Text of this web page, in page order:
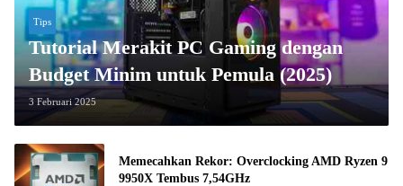
Tips
Tutorial Merakit PC Gaming dengan
Budget Minim untuk Pemula (2025)
3 Februari 2025
Memecahkan Rekor: Overclocking AMD Ryzen 9
9950X Tembus 7,54GHz